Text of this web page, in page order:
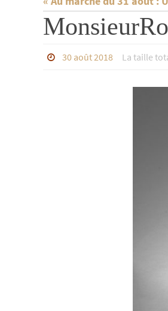
30 août 2018 La taille